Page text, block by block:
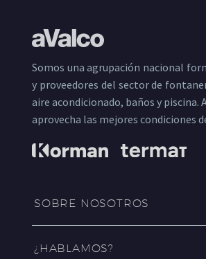
Somos una agrupación nacional
y proveedores del sector de
aire acondicionado, baños y piscina.
aprovecha las mejores condiciones
SOBRE NOSOTROS
¿HABLAMOS?